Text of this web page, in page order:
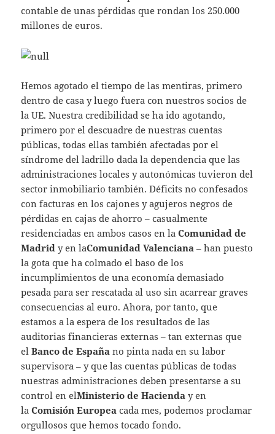
contable de unas pérdidas que rondan los 250.000
millones de euros.
Hemos agotado el tiempo de las mentiras, primero
dentro de casa y luego fuera con nuestros socios de
la UE. Nuestra credibilidad se ha ido agotando,
primero por el descuadre de nuestras cuentas
públicas, todas ellas también afectadas por el
síndrome del ladrillo dada la dependencia que las
administraciones locales y autonómicas tuvieron del
sector inmobiliario también. Déficits no confesados
con facturas en los cajones y agujeros negros de
pérdidas en cajas de ahorro – casualmente
residenciadas en ambos casos en laComunidad de
Madrid y en laComunidad Valenciana– han puesto
la gota que ha colmado el baso de los
incumplimientos de una economía demasiado
pesada para ser rescatada al uso sin acarrear graves
consecuencias al euro. Ahora, por tanto, que
estamos a la espera de los resultados de las
auditorias financieras externas – tan externas que
elBanco de España no pinta nada en su labor
supervisora – y que las cuentas públicas de todas
nuestras administraciones deben presentarse a su
control en elMinisterio de Hacienda y en
laComisión Europea cada mes, podemos proclamar
orgullosos que hemos tocado fondo.